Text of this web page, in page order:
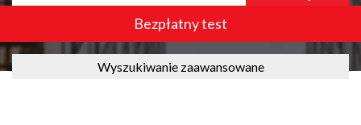
Bezpłatny test
Wyszukiwanie zaawansowane